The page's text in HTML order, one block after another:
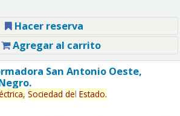
Hacer reserva
Agregar al carrito
San Antonio Oeste,
Sociedad del Estado.